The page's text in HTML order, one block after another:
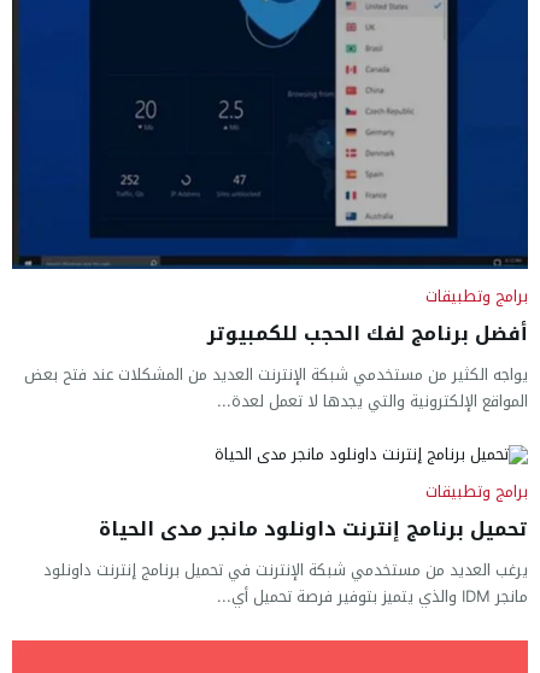
برامج وتطبيقات
أفضل برنامج لفك الحجب للكمبيوتر
يواجه الكثير من مستخدمي شبكة الإنترنت العديد من المشكلات عند فتح بعض
المواقع الإلكترونية والتي يجدها لا تعمل لعدة...
برامج وتطبيقات
تحميل برنامج إنترنت داونلود مانجر مدى الحياة
يرغب العديد من مستخدمي شبكة الإنترنت في تحميل برنامج إنترنت داونلود
مانجر IDM والذي يتميز بتوفير فرصة تحميل أي...